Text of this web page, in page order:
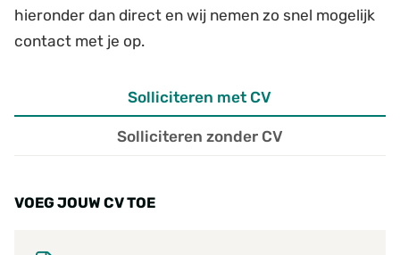
hieronder dan direct en wij nemen zo snel mogelijk
contact met je op.
Solliciteren met CV
Solliciteren zonder CV
VOEG JOUW CV TOE